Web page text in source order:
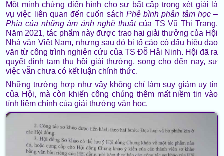
Một minh chứng điển hình cho sự bất cập trong xét giải là
vụ việc liên quan đến cuốn sách Phê bình phân tâm học –
Phía của những ám ảnh nghệ thuậtcủa TS Vũ Thị Trang.
Năm 2021, tác phẩm này được trao hai giải thưởng của Hội
Nhà văn Việt Nam, nhưng sau đó bị tố cáo có dấu hiệu đạo
văn từ công trình nghiên cứu của TS Đỗ Hải Ninh. Hội đã ra
quyết định tạm thu hồi giải thưởng, song cho đến nay, sự
việc vẫn chưa có kết luận chính thức.
Những trường hợp như vậy không chỉ làm suy giảm uy tín
của Hội, mà còn khiến công chúng thêm mất niềm tin vào
tính liêm chính của giải thưởng văn học.